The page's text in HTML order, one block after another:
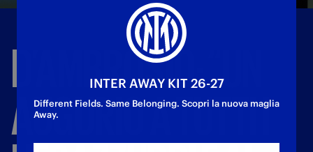
D’AMBROSIO:“UN
AUGURIOATUTTII
INTER AWAY KIT 26-27
Different Fields. Same Belonging. Scopri la nuova maglia
Away.